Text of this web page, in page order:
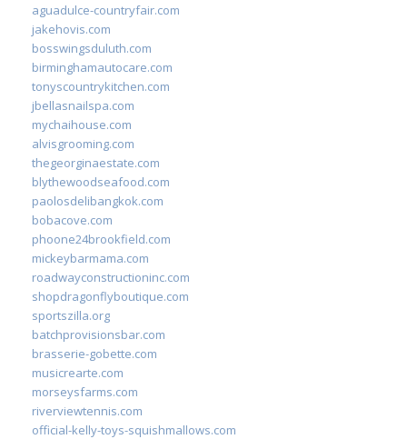
aguadulce-countryfair.com
jakehovis.com
bosswingsduluth.com
birminghamautocare.com
tonyscountrykitchen.com
jbellasnailspa.com
mychaihouse.com
alvisgrooming.com
thegeorginaestate.com
blythewoodseafood.com
paolosdelibangkok.com
bobacove.com
phoone24brookfield.com
mickeybarmama.com
roadwayconstructioninc.com
shopdragonflyboutique.com
sportszilla.org
batchprovisionsbar.com
brasserie-gobette.com
musicrearte.com
morseysfarms.com
riverviewtennis.com
official-kelly-toys-squishmallows.com